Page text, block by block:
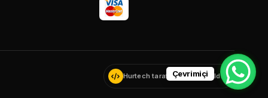
Hurtech tarafından geliştirildi
Çevrimiçi